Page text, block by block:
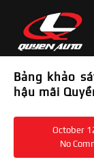
Bảng khảo
hậu mãi
October
No